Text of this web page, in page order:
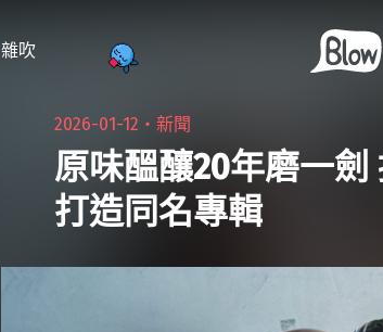
雜吹
2026-01-12・新聞
原味醞釀20年磨一
打造同名專輯